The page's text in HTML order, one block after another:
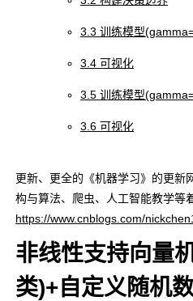
3.3 训练模型
3.4 可视化
3.5 训练模型
3.6 可视化
更新、更全的《机器学习》的更新
构与算法、爬虫、人工智能教学等
https://www.cnblogs.com/
非线性支持向量
类)+自定义随机